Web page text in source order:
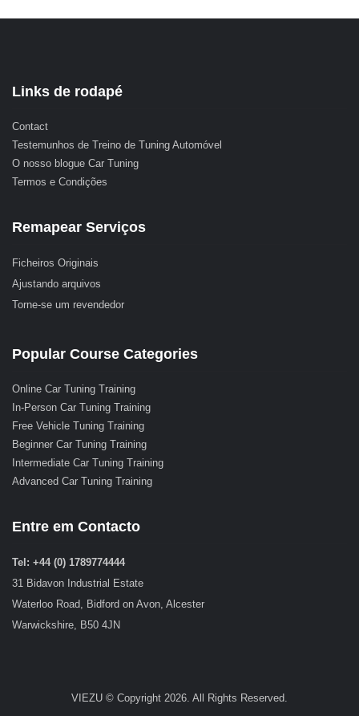
Links de rodapé
Contact
Testemunhos de Treino de Tuning Automóvel
O nosso blogue Car Tuning
Termos e Condições
Remapear Serviços
Ficheiros Originais
Ajustando arquivos
Torne-se um revendedor
Popular Course Categories
Online Car Tuning Training
In-Person Car Tuning Training
Free Vehicle Tuning Training
Beginner Car Tuning Training
Intermediate Car Tuning Training
Advanced Car Tuning Training
Entre em Contacto
Tel: +44 (0) 1789774444
31 Bidavon Industrial Estate
Waterloo Road, Bidford on Avon, Alcester
Warwickshire, B50 4JN
VIEZU © Copyright 2026. All Rights Reserved.